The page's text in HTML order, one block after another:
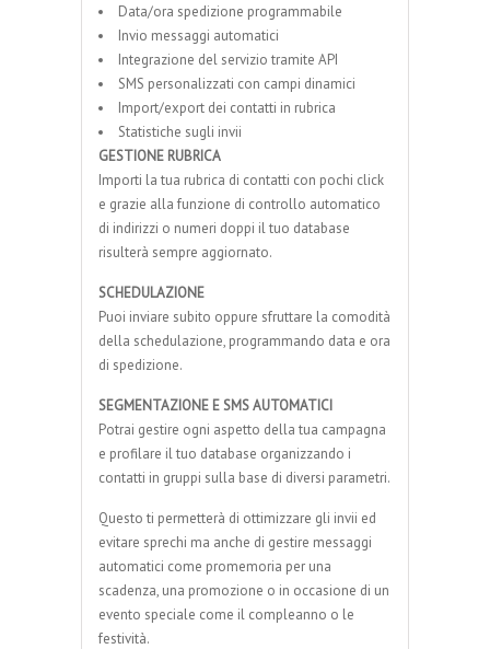
Data/ora spedizione programmabile
Invio messaggi automatici
Integrazione del servizio tramite API
SMS personalizzati con campi dinamici
Import/export dei contatti in rubrica
Statistiche sugli invii
GESTIONE RUBRICA
Importi la tua rubrica di contatti con pochi click
e grazie alla funzione di controllo automatico
di indirizzi o numeri doppi il tuo database
risulterà sempre aggiornato.
SCHEDULAZIONE
Puoi inviare subito oppure sfruttare la comodità
della schedulazione, programmando data e ora
di spedizione.
SEGMENTAZIONE E SMS AUTOMATICI
Potrai gestire ogni aspetto della tua campagna
e profilare il tuo database organizzando i
contatti in gruppi sulla base di diversi parametri.
Questo ti permetterà di ottimizzare gli invii ed
evitare sprechi ma anche di gestire messaggi
automatici come promemoria per una
scadenza, una promozione o in occasione di un
evento speciale come il compleanno o le
festività.